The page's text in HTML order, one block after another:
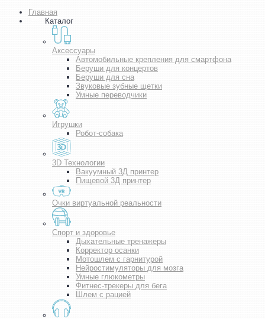
Главная
Каталог
Аксессуары
Автомобильные крепления для смартфона
Беруши для концертов
Беруши для сна
Звуковые зубные щетки
Умные переводчики
Игрушки
Робот-собака
3D Технологии
Вакуумный 3Д принтер
Пищевой 3Д принтер
Очки виртуальной реальности
Спорт и здоровье
Дыхательные тренажеры
Корректор осанки
Мотошлем с гарнитурой
Нейростимуляторы для мозга
Умные глюкометры
Фитнес-трекеры для бега
Шлем с рацией